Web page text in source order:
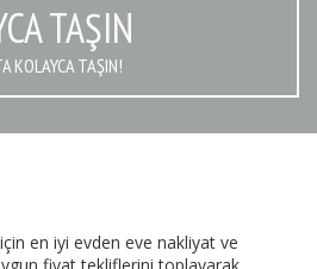
TAŞIN
KOLAYCA TAŞIN!
en iyi evden eve nakliyat ve